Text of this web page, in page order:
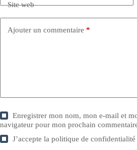
Site web
Ajouter un commentaire *
Enregistrer mon nom, mon e-mail et
navigateur pour mon prochain
J’accepte lapolitique de confidentialité